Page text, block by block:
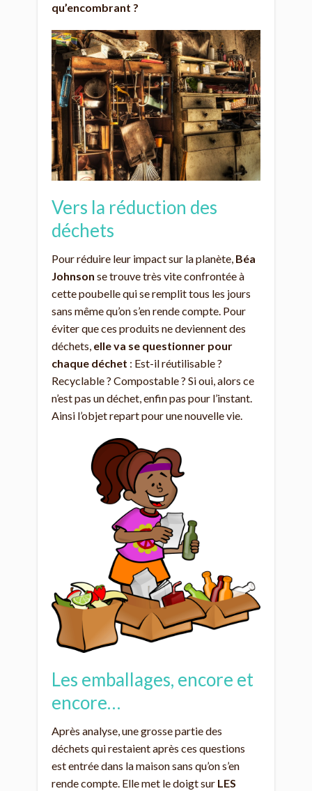
qu’encombrant ?
Vers la réduction des
déchets
Pour réduire leur impact sur la planète, Béa
Johnson se trouve très vite confrontée à
cette poubelle qui se remplit tous les jours
sans même qu’on s’en rende compte. Pour
éviter que ces produits ne deviennent des
déchets, elle va se questionner pour
chaque déchet : Est-il réutilisable ?
Recyclable ? Compostable ? Si oui, alors ce
n’est pas un déchet, enfin pas pour l’instant.
Ainsi l’objet repart pour une nouvelle vie.
Les emballages, encore et
encore…
Après analyse, une grosse partie des
déchets qui restaient après ces questions
est entrée dans la maison sans qu’on s’en
rende compte. Elle met le doigt sur LES